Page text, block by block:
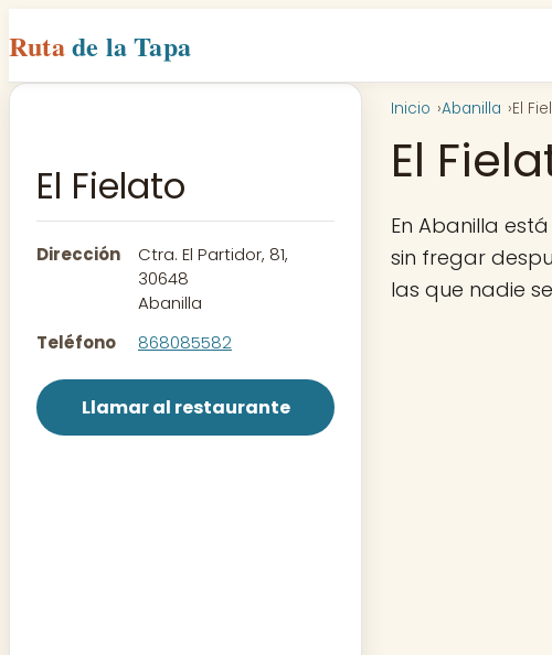
Rutade la Tapa
El Fielato
Dirección
Ctra. El Partidor, 81,
30648
Abanilla
Teléfono
868085582
Llamar al restaurante
Inicio Abanilla El
El
En Abanilla está
sin fregar
las que nadie